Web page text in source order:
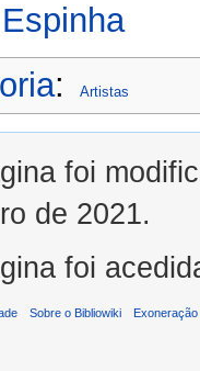
: Artistas
foi
de 2021.
foi
Sobre o Bibliowiki